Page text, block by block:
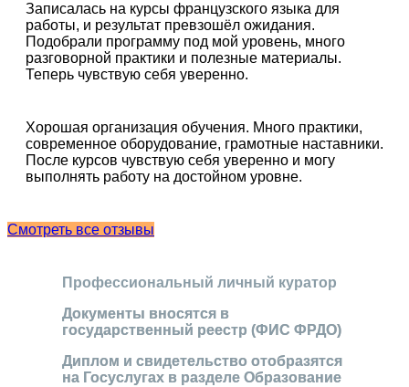
Записалась на курсы французского языка для
работы, и результат превзошёл ожидания.
Подобрали программу под мой уровень, много
разговорной практики и полезные материалы.
Теперь чувствую себя уверенно.
Хорошая организация обучения. Много практики,
современное оборудование, грамотные наставники.
После курсов чувствую себя уверенно и могу
выполнять работу на достойном уровне.
Смотреть все отзывы
Профессиональный личный куратор
Документы вносятся в
государственный реестр (ФИС ФРДО)
Диплом и свидетельство отобразятся
на Госуслугах в разделе Образование